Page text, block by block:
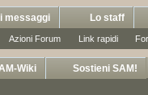
Azioni Forum Link rapidi
messaggi Lo staff
Wiki Sostieni SAM!